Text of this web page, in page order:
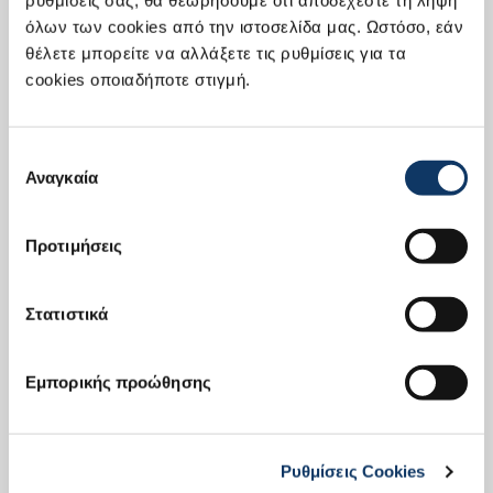
όλων των cookies από την ιστοσελίδα μας. Ωστόσο, εάν
θέλετε μπορείτε να αλλάξετε τις ρυθμίσεις για τα
cookies οποιαδήποτε στιγμή.
συγκατάθεσης
Αναγκαία
Προτιμήσεις
Στατιστικά
Εμπορικής προώθησης
Ρυθμίσεις Cookies
χαρακτηριστικά και τις επιλογές που
Λάβε προσφορά για το διαμορφωμένο